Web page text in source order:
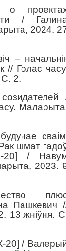
о
/
2024.
–
// Голас
С. 2.
шмат
20] /
2023.
Пашкевич
13 жніўня.
20] /